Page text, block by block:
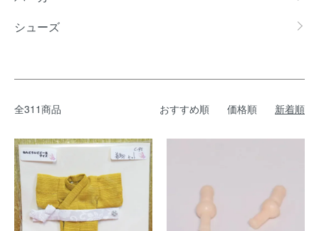
シューズ
全311商品 おすすめ順 価格順 新着順